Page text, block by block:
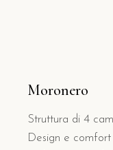
Moronero
Struttura di 4
Design e